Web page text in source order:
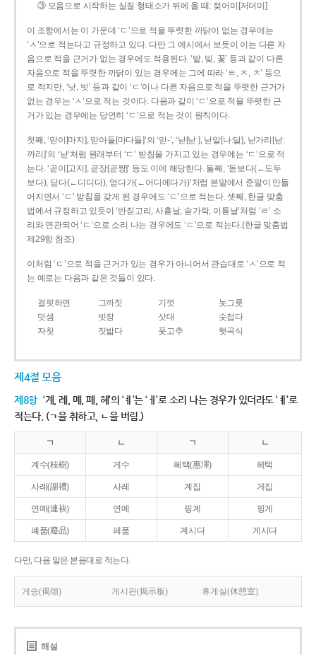
③ 모음으로 시작하는 실질 형태소가 뒤에 올 때: 젖어미[저더미]
이 조항에서는 이 가운데 ‘ㄷ’으로 적을 뚜렷한 까닭이 없는 경우에는
‘ㅅ’으로 적는다고 규정하고 있다. 다만 그 예시에서 보듯이 이는 다른 자
음으로 적을 근거가 없는 경우에도 적용된다. ‘밭, 빚, 꽃’ 등과 같이 다른
자음으로 적을 뚜렷한 까닭이 있는 경우에는 그에 따라 ‘ㅌ, ㅈ, ㅊ’ 등으
로 적지만, ‘낫, 빗’ 등과 같이 ‘ㄷ’이나 다른 자음으로 적을 뚜렷한 근거가
없는 경우는 ‘ㅅ’으로 적는 것이다. 다음과 같이 ‘ㄷ’으로 적을 뚜렷한 근
거가 있는 경우에는 당연히 ‘ㄷ’으로 적는 것이 원칙이다.
첫째, ‘맏이[마지], 맏아들[마다들]’의 ‘맏-’, ‘낟[낟ː], 낟알[나ː달], 낟가리[낟ː
까리]’의 ‘낟’처럼 원래부터 ‘ㄷ’ 받침을 가지고 있는 경우에는 ‘ㄷ’으로 적
는다. ‘곧이[고지], 곧장[곧짱]’ 등도 이에 해당한다. 둘째, ‘돋보다(←도두
보다), 딛다(←디디다), 얻다가(←어디에다가)’처럼 본말에서 준말이 만들
어지면서 ‘ㄷ’ 받침을 갖게 된 경우에도 ‘ㄷ’으로 적는다. 셋째, 한글 맞춤
법에서 규정하고 있듯이 ‘반짇고리, 사흗날, 숟가락, 이튿날’처럼 ‘ㄹ’ 소
리와 연관되어 ‘ㄷ’으로 소리 나는 경우에도 ‘ㄷ’으로 적는다.(한글 맞춤법
제29항 참조)
이처럼 ‘ㄷ’으로 적을 근거가 있는 경우가 아니어서 관습대로 ‘ㅅ’으로 적
는 예로는 다음과 같은 것들이 있다.
걸핏하면 그까짓 기껏
놋그릇
덧셈
빗장 삿대
숫접다
자칫
짓밟다 풋고추 햇곡식
제4절 모음
제8항 ‘계, 례, 몌, 폐, 혜’의 ‘ㅖ’는 ‘ㅔ’로 소리 나는 경우가 있더라도 ‘ㅖ’로
적는다. (ㄱ을 취하고, ㄴ을 버림.)
ㄱ ㄴ ㄱ ㄴ
계수(桂樹) 게수 혜택(惠澤) 헤택
사례(謝禮) 사레 계집 게집
연몌(連袂) 연메 핑계 핑게
폐품(廢品) 페품 계시다 게시다
다만, 다음 말은 본음대로 적는다.
게송(偈頌) 게시판(揭示板) 휴게실(休憩室)
해설